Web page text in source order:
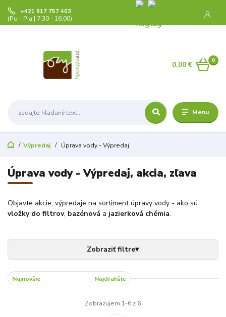
Menu
+421 917 757 403
(Po - Pia | 7:30 - 16:00)
0
0,00 €
Výpredaj Úprava vody - Výpredaj
Úprava vody - Výpredaj, akcia, zľava
Objavte akcie, výpredaje na sortiment úpravy vody - ako sú
vložky do filtrov, bazénová a jazierková chémia.
Najnovšie Najdrahšie
Zobrazujem 1-6 z 6